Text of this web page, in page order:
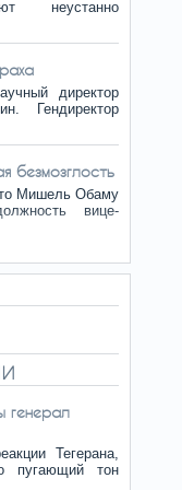
неустанно
директор
Гендиректор
безмозглость
Мишель Обаму
вице-
генерал
Тегерана,
пугающий тон